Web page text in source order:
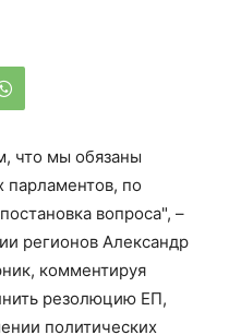
что мы обязаны
парламентов, по
вопроса", –
регионов Александр
комментируя
резолюцию ЕП,
политических